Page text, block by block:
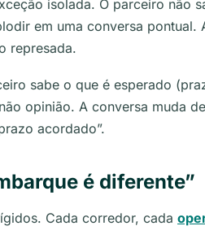
isolada. O parceiro não
em uma conversa pontual.
represada.
sabe o que é esperado
opinião. A conversa muda
acordado”.
é diferente”
Cada corredor, cada